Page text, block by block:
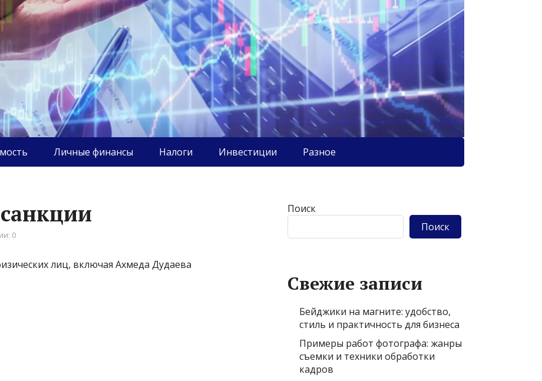
Личные финансы Налоги Инвестиции Разное
0
лиц, включая Ахмеда Дудаева
Поиск
Поиск
Свежие записи
Бейджики на магните: удобство,
стиль и практичность для бизнеса
Примеры работ фотографа: жанры
съемки и техники обработки
кадров